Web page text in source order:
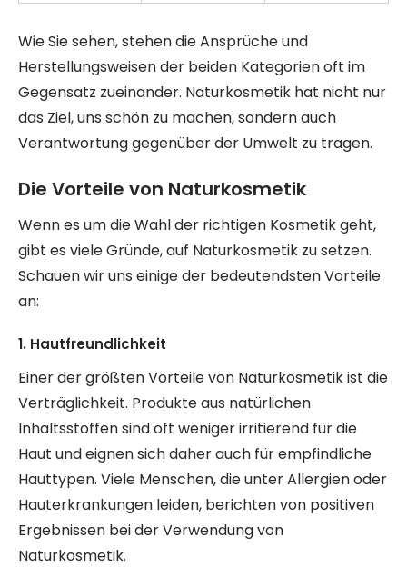
Wie Sie sehen, stehen die Ansprüche und
Herstellungsweisen der beiden Kategorien oft im
Gegensatz zueinander. Naturkosmetik hat nicht nur
das Ziel, uns schön zu machen, sondern auch
Verantwortung gegenüber der Umwelt zu tragen.
Die Vorteile von Naturkosmetik
Wenn es um die Wahl der richtigen Kosmetik geht,
gibt es viele Gründe, auf Naturkosmetik zu setzen.
Schauen wir uns einige der bedeutendsten Vorteile
an:
1. Hautfreundlichkeit
Einer der größten Vorteile von Naturkosmetik ist die
Verträglichkeit. Produkte aus natürlichen
Inhaltsstoffen sind oft weniger irritierend für die
Haut und eignen sich daher auch für empfindliche
Hauttypen. Viele Menschen, die unter Allergien oder
Hauterkrankungen leiden, berichten von positiven
Ergebnissen bei der Verwendung von
Naturkosmetik.